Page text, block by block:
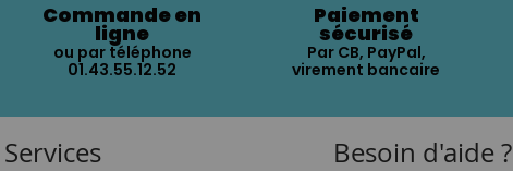
Commande en
ligne
ou par téléphone
01.43.55.12.52
Paiement
sécurisé
Par CB, PayPal,
virement bancaire
Services Besoin d'aide ?